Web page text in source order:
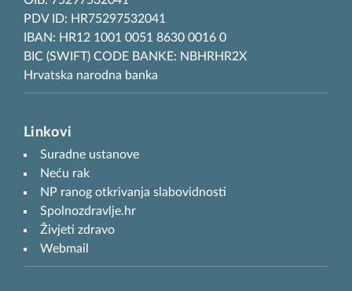
PDV ID: HR75297532041
IBAN: HR12 1001 0051 8630 0016 0
BIC (SWIFT) CODE BANKE: NBHRHR2X
Hrvatska narodna banka
Linkovi
Suradne ustanove
Neću rak
NP ranog otkrivanja slabovidnosti
Spolnozdravlje.hr
Živjeti zdravo
Webmail